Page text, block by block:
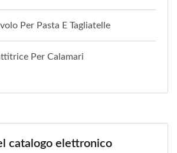
Per Pasta E Tagliatelle
Per Calamari
catalogo elettronico